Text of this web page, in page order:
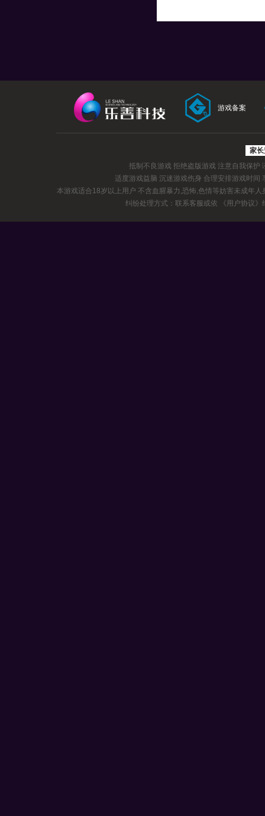
游戏备案
家
抵制不良游戏 拒绝盗版游戏 注意自我保护
适度游戏益脑 沉迷游戏伤身 合理安排游戏时间
本游戏适合18岁以上用户 不含血腥暴力,恐怖,色情等妨害未成年人
纠纷处理方式：联系客服或依
《用户协议》